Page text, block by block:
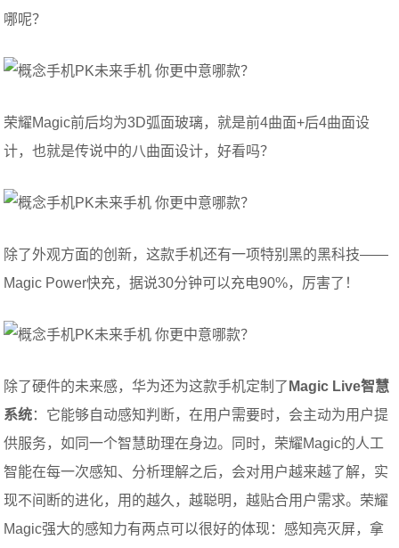
哪呢？
荣耀Magic前后均为3D弧面玻璃，就是前4曲面+后4曲面设
计，也就是传说中的八曲面设计，好看吗？
除了外观方面的创新，这款手机还有一项特别黑的黑科技——
Magic Power快充，据说30分钟可以充电90%，厉害了！
除了硬件的未来感，华为还为这款手机定制了 Magic Live智慧
系统：它能够自动感知判断，在用户需要时，会主动为用户提
供服务，如同一个智慧助理在身边。同时，荣耀Magic的人工
智能在每一次感知、分析理解之后，会对用户越来越了解，实
现不间断的进化，用的越久，越聪明，越贴合用户需求。荣耀
Magic强大的感知力有两点可以很好的体现：感知亮灭屏，拿